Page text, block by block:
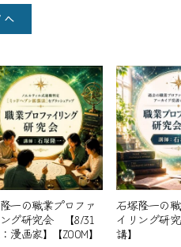
一の職業プロファ
グ研究会 【8/31
漫画家】【ZOOM】
石塚隆一の
イリング研
講】